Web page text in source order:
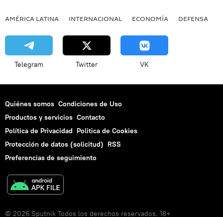
AMÉRICA LATINA INTERNACIONAL ECONOMÍA DEFENSA
Telegram Twitter VK
Quiénes somos Condiciones de Uso
Productos y servicios Contacto
Política de Privacidad Politica de Cookies
Protección de datos (solicitud) RSS
Preferencias de seguimiento
© 2026 Sputnik Todos los derechos reservados. 18+